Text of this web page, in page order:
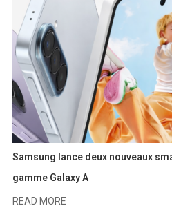
Samsung lance deux nouveaux
gamme Galaxy A
READ MORE